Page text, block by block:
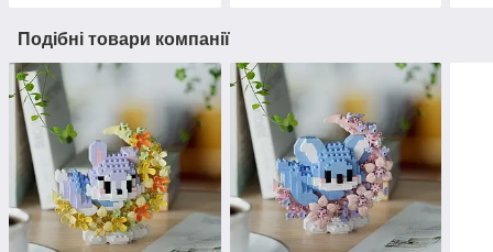
Подібні товари компанії